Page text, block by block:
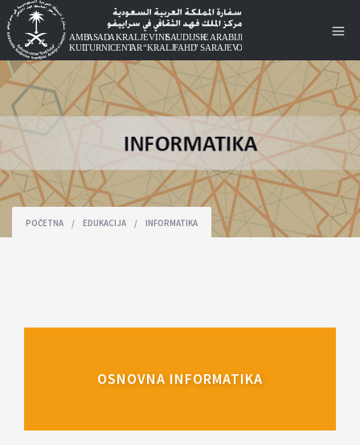
POČETNA / EDUKACIJA / INFORMATIKA
OSNOVNA INFORMATIKA